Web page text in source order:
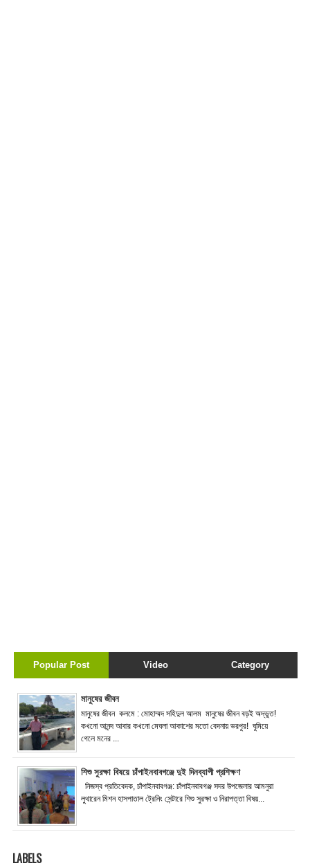
Popular Post Video Category
মানুষের জীবন
মানুষের জীবন কলমে : মোহাম্মদ সহিদুল আলম মানুষের জীবন বড়ই অদ্ভুত!
কখনো আনন্দ আবার কখনো মেঘলা আকাশের মতো বেদনায় ভরপুর! ঘুমিয়ে
গেলে মনের ...
শিশু সুরক্ষা বিষয়ে চাঁপাইনবাবগঞ্জে দুই দিনব্যাপী প্রশিক্ষণ
নিজস্ব প্রতিবেদক, চাঁপাইনবাবগঞ্জ: চাঁপাইনবাবগঞ্জ সদর উপজেলার আমনুরা
লুথারেন মিশন হাসপাতাল ট্রেনিং সেন্টারে শিশু সুরক্ষা ও নিরাপত্তা বিষয়...
LABELS